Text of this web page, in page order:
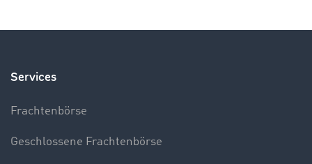
Services
Frachtenbörse
Geschlossene Frachtenbörse